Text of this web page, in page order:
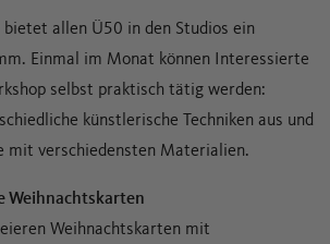
bietet allen Ü50 in den Studios ein
Einmal im Monat können Interessierte
selbst praktisch tätig werden:
künstlerische Techniken aus und
mit verschiedensten Materialien.
Weihnachtskarten
Weihnachtskarten mit